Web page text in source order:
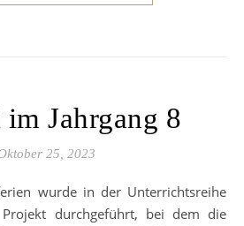
Jahrgang 8
25, 2023
durchgeführt, bei dem die